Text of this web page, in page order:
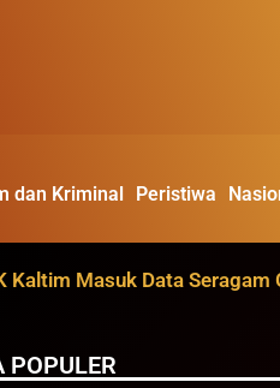
dan Kriminal Peristiwa
Masuk Data Seragam
POPULER